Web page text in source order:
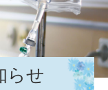
らせ